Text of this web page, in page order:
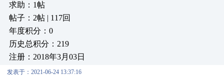
求助：1帖
帖子：2帖 | 117回
年度积分：0
历史总积分：219
注册：2018年3月03日
发表于：2021-06-24 13:37:16